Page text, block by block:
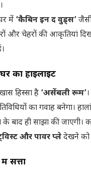
में ‘कैबिन इन द वुड्स’
और चेहरों की आकृतियां
का हाइलाइट
हिस्सा है ‘असेंबली रूम’
का गवाह बनेगा।
के बाद ही साझा की जाएगी।
और पावर प्लेदेखने को
सत्ता